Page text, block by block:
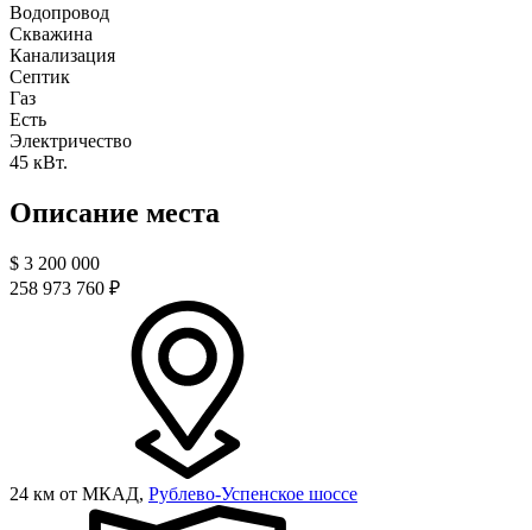
Водопровод
Скважина
Канализация
Септик
Газ
Есть
Электричество
45 кВт.
Описание места
$ 3 200 000
258 973 760 ₽
24 км от МКАД, Рублево-Успенское шоссе